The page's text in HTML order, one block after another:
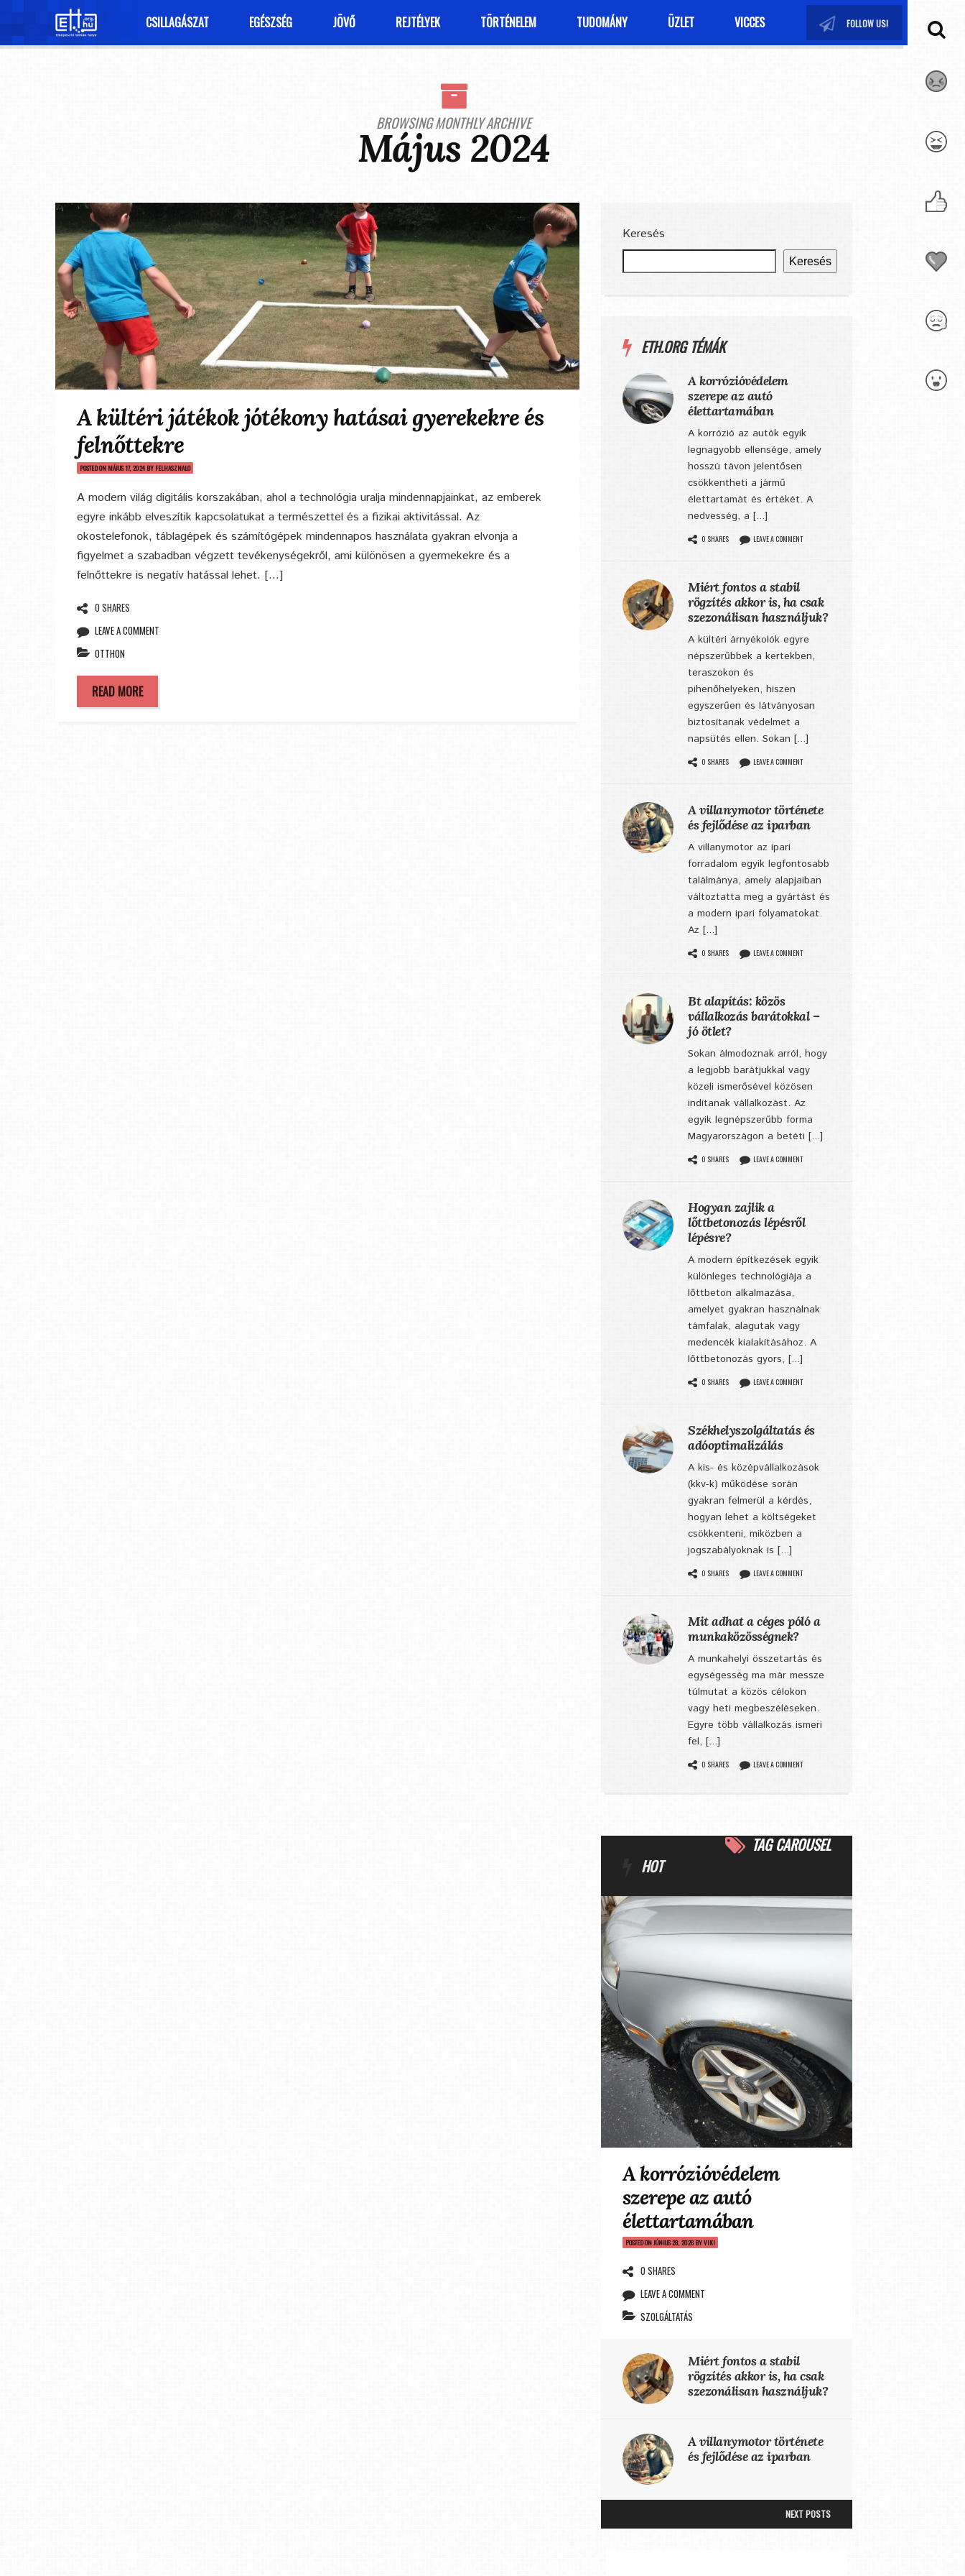
CSILLAGÁSZAT EGÉSZSÉG JÖVŐ REJTÉLYEK TÖRTÉNELEM TUDOMÁNY ÜZLET VICCES FOLLOW US!
BROWSING MONTHLY ARCHIVE
Május 2024
A kültéri játékok jótékony hatásai gyerekekre és
felnőttekre
POSTED ON MÁJUS 17, 2024BY FELHASZNALO
A modern világ digitális korszakában, ahol a technológia uralja mindennapjainkat, az emberek
egyre inkább elveszítik kapcsolatukat a természettel és a fizikai aktivitással. Az
okostelefonok, táblagépek és számítógépek mindennapos használata gyakran elvonja a
figyelmet a szabadban végzett tevékenységekről, ami különösen a gyermekekre és a
felnőttekre is negatív hatással lehet. […]
0 SHARES
LEAVE A COMMENT
OTTHON
READ MORE
Keresés
Keresés
ETH.ORG TÉMÁK
A korrózióvédelem
szerepe az autó
élettartamában
A korrózió az autók egyik
legnagyobb ellensége, amely
hosszú távon jelentősen
csökkentheti a jármű
élettartamát és értékét. A
nedvesség, a [...]
0 SHARES LEAVE A COMMENT
Miért fontos a stabil
rögzítés akkor is, ha csak
szezonálisan használjuk?
A kültéri árnyékolók egyre
népszerűbbek a kertekben,
teraszokon és
pihenőhelyeken, hiszen
egyszerűen és látványosan
biztosítanak védelmet a
napsütés ellen. Sokan [...]
0 SHARES LEAVE A COMMENT
A villanymotor története
és fejlődése az iparban
A villanymotor az ipari
forradalom egyik legfontosabb
találmánya, amely alapjaiban
változtatta meg a gyártást és
a modern ipari folyamatokat.
Az [...]
0 SHARES LEAVE A COMMENT
Bt alapítás: közös
vállalkozás barátokkal –
jó ötlet?
Sokan álmodoznak arról, hogy
a legjobb barátjukkal vagy
közeli ismerősével közösen
indítanak vállalkozást. Az
egyik legnépszerűbb forma
Magyarországon a betéti [...]
0 SHARES LEAVE A COMMENT
Hogyan zajlik a
lőttbetonozás lépésről
lépésre?
A modern építkezések egyik
különleges technológiája a
lőttbeton alkalmazása,
amelyet gyakran használnak
támfalak, alagutak vagy
medencék kialakításához. A
lőttbetonozás gyors, [...]
0 SHARES LEAVE A COMMENT
Székhelyszolgáltatás és
adóoptimalizálás
A kis- és középvállalkozások
(kkv-k) működése során
gyakran felmerül a kérdés,
hogyan lehet a költségeket
csökkenteni, miközben a
jogszabályoknak is [...]
0 SHARES LEAVE A COMMENT
Mit adhat a céges póló a
munkaközösségnek?
A munkahelyi összetartás és
egységesség ma már messze
túlmutat a közös célokon
vagy heti megbeszéléseken.
Egyre több vállalkozás ismeri
fel, [...]
0 SHARES LEAVE A COMMENT
TAG CAROUSEL
HOT
A korrózióvédelem
szerepe az autó
élettartamában
POSTED ONJÚNIUS 28, 2026BYVIKI
0 SHARES
LEAVE A COMMENT
SZOLGÁLTATÁS
Miért fontos a stabil
rögzítés akkor is, ha csak
szezonálisan használjuk?
A villanymotor története
és fejlődése az iparban
NEXT POSTS